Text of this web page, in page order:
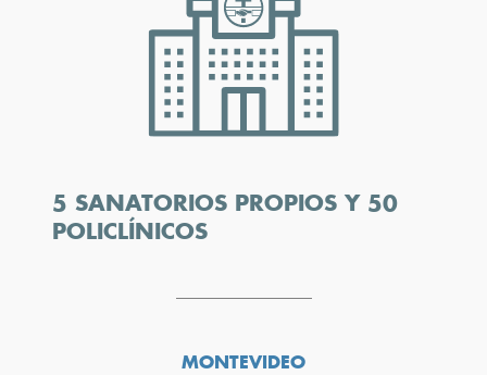
5 SANATORIOS PROPIOS Y 50
POLICLÍNICOS
MONTEVIDEO